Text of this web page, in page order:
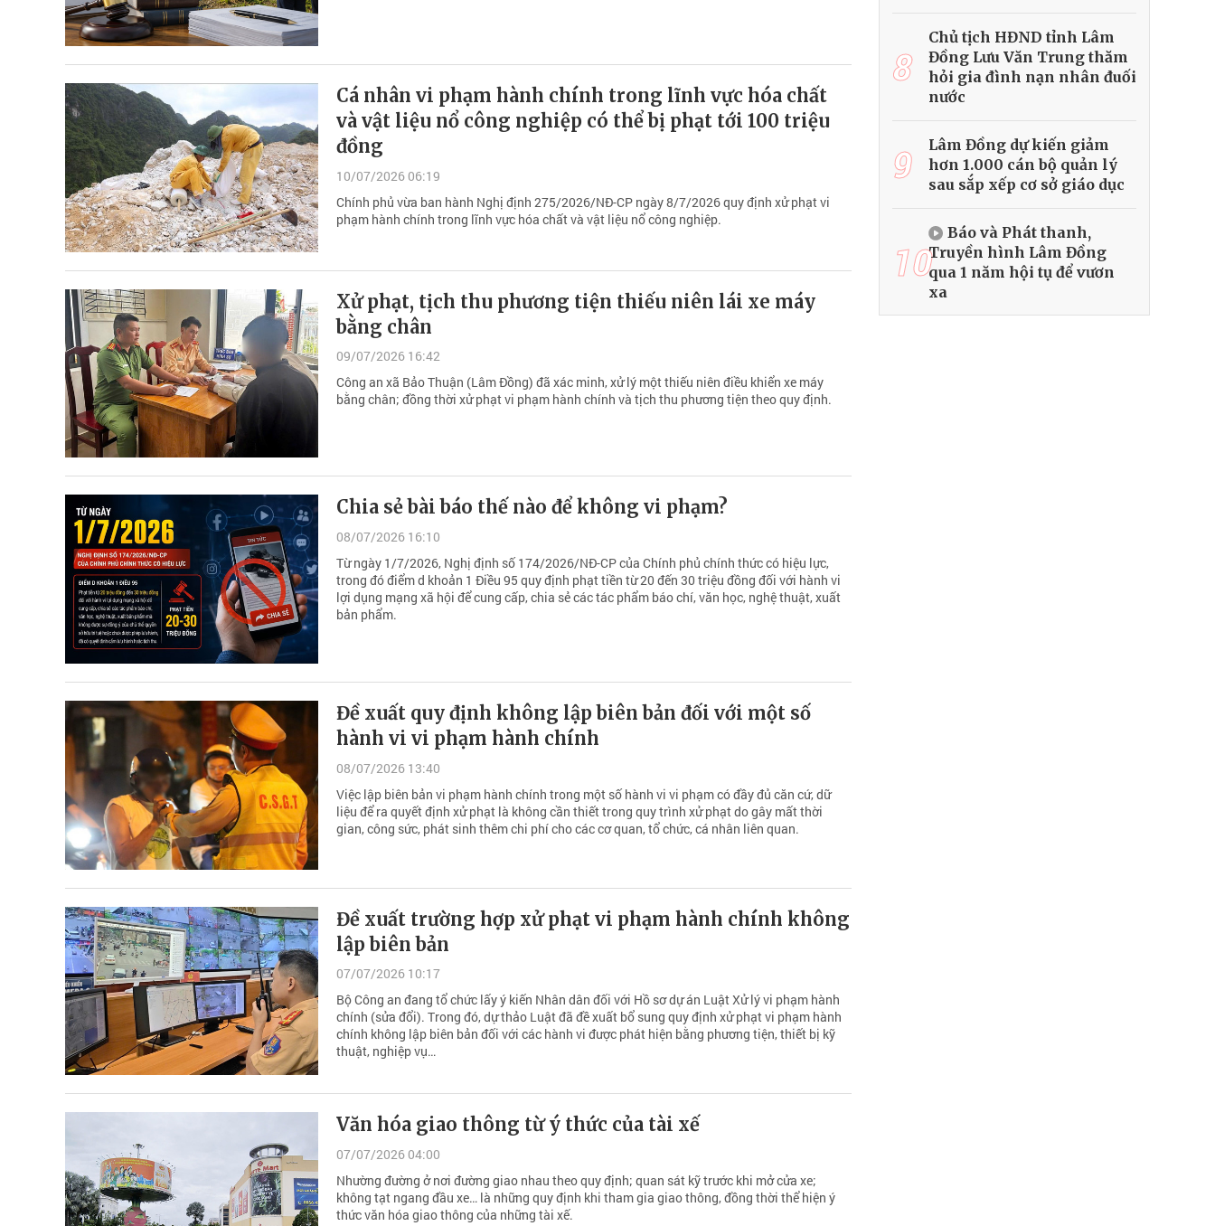
Cá nhân vi phạm hành chính trong lĩnh vực hóa chất
và vật liệu nổ công nghiệp có thể bị phạt tới 100 triệu
đồng
10/07/2026 06:19
Chính phủ vừa ban hành Nghị định 275/2026/NĐ-CP ngày 8/7/2026 quy định xử phạt vi
phạm hành chính trong lĩnh vực hóa chất và vật liệu nổ công nghiệp.
Xử phạt, tịch thu phương tiện thiếu niên lái xe máy
bằng chân
09/07/2026 16:42
Công an xã Bảo Thuận (Lâm Đồng) đã xác minh, xử lý một thiếu niên điều khiển xe máy
bằng chân; đồng thời xử phạt vi phạm hành chính và tịch thu phương tiện theo quy định.
Chia sẻ bài báo thế nào để không vi phạm?
08/07/2026 16:10
Từ ngày 1/7/2026, Nghị định số 174/2026/NĐ-CP của Chính phủ chính thức có hiệu lực,
trong đó điểm d khoản 1 Điều 95 quy định phạt tiền từ 20 đến 30 triệu đồng đối với hành vi
lợi dụng mạng xã hội để cung cấp, chia sẻ các tác phẩm báo chí, văn học, nghệ thuật, xuất
bản phẩm.
Đề xuất quy định không lập biên bản đối với một số
hành vi vi phạm hành chính
08/07/2026 13:40
Việc lập biên bản vi phạm hành chính trong một số hành vi vi phạm có đầy đủ căn cứ, dữ
liệu để ra quyết định xử phạt là không cần thiết trong quy trình xử phạt do gây mất thời
gian, công sức, phát sinh thêm chi phí cho các cơ quan, tổ chức, cá nhân liên quan.
Đề xuất trường hợp xử phạt vi phạm hành chính không
lập biên bản
07/07/2026 10:17
Bộ Công an đang tổ chức lấy ý kiến Nhân dân đối với Hồ sơ dự án Luật Xử lý vi phạm hành
chính (sửa đổi). Trong đó, dự thảo Luật đã đề xuất bổ sung quy định xử phạt vi phạm hành
chính không lập biên bản đối với các hành vi được phát hiện bằng phương tiện, thiết bị kỹ
thuật, nghiệp vụ…
Văn hóa giao thông từ ý thức của tài xế
07/07/2026 04:00
Nhường đường ở nơi đường giao nhau theo quy định; quan sát kỹ trước khi mở cửa xe;
không tạt ngang đầu xe… là những quy định khi tham gia giao thông, đồng thời thể hiện ý
thức văn hóa giao thông của những tài xế.
8
Chủ tịch HĐND tỉnh Lâm
Đồng Lưu Văn Trung thăm
hỏi gia đình nạn nhân đuối
nước
9
Lâm Đồng dự kiến giảm
hơn 1.000 cán bộ quản lý
sau sắp xếp cơ sở giáo dục
10
Báo và Phát thanh,
Truyền hình Lâm Đồng
qua 1 năm hội tụ để vươn
xa